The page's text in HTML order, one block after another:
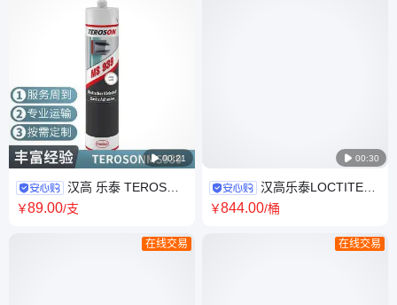
 00:21
汉高 乐泰 TEROSON
MS 939 耐UV的热固性弹性体
￥89.00/支
在线交易
 00:30
汉高乐泰LOCTITE
3321 紫外线光固化UV胶
￥844.00/桶
在线交易